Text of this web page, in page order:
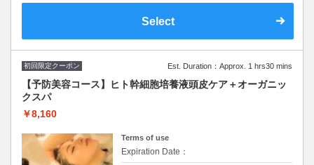
代頭皮トリートメント』とカットとスパのコ
ース。ヒト幹細胞培養液＋アーユルヴェーダ
ハーブ配合で頭皮ケアし毛髪環境の改善。タ
Select
初回限定クーポン Est. Duration：Approx. 1 hrs30 mins
【予防美容コース】ヒト幹細胞培養液頭皮ケア＋オーガニッ
クスパ
￥8,160
Terms of use
Expiration Date：